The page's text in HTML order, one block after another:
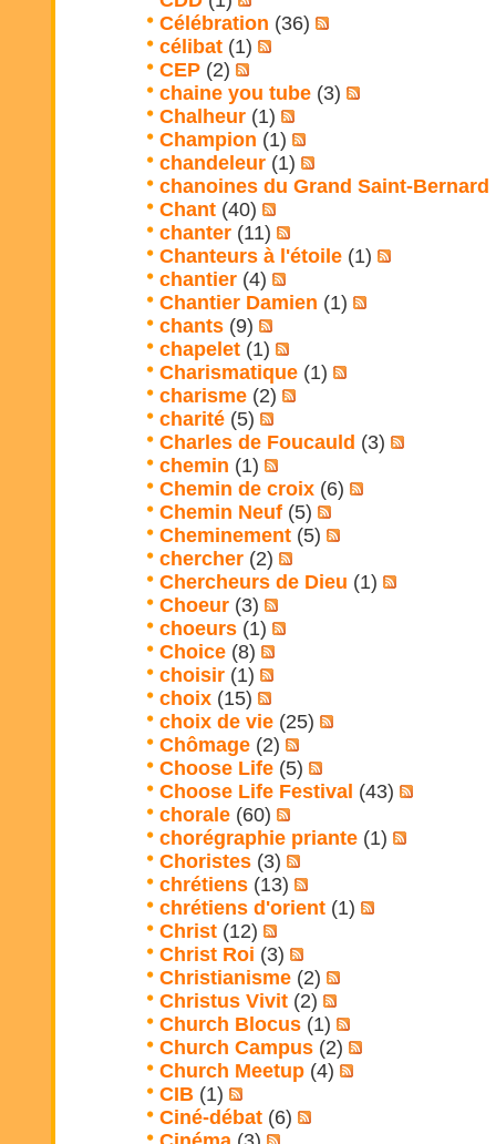
Célébration (36)
célibat (1)
CEP (2)
chaine you tube (3)
Chalheur (1)
Champion (1)
chandeleur (1)
chanoines du Grand Saint-Bernard
Chant (40)
chanter (11)
Chanteurs à l'étoile (1)
chantier (4)
Chantier Damien (1)
chants (9)
chapelet (1)
Charismatique (1)
charisme (2)
charité (5)
Charles de Foucauld (3)
chemin (1)
Chemin de croix (6)
Chemin Neuf (5)
Cheminement (5)
chercher (2)
Chercheurs de Dieu (1)
Choeur (3)
choeurs (1)
Choice (8)
choisir (1)
choix (15)
choix de vie (25)
Chômage (2)
Choose Life (5)
Choose Life Festival (43)
chorale (60)
chorégraphie priante (1)
Choristes (3)
chrétiens (13)
chrétiens d'orient (1)
Christ (12)
Christ Roi (3)
Christianisme (2)
Christus Vivit (2)
Church Blocus (1)
Church Campus (2)
Church Meetup (4)
CIB (1)
Ciné-débat (6)